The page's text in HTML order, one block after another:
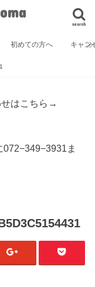
search
初めての方へ キャン
せはこちら→
ま